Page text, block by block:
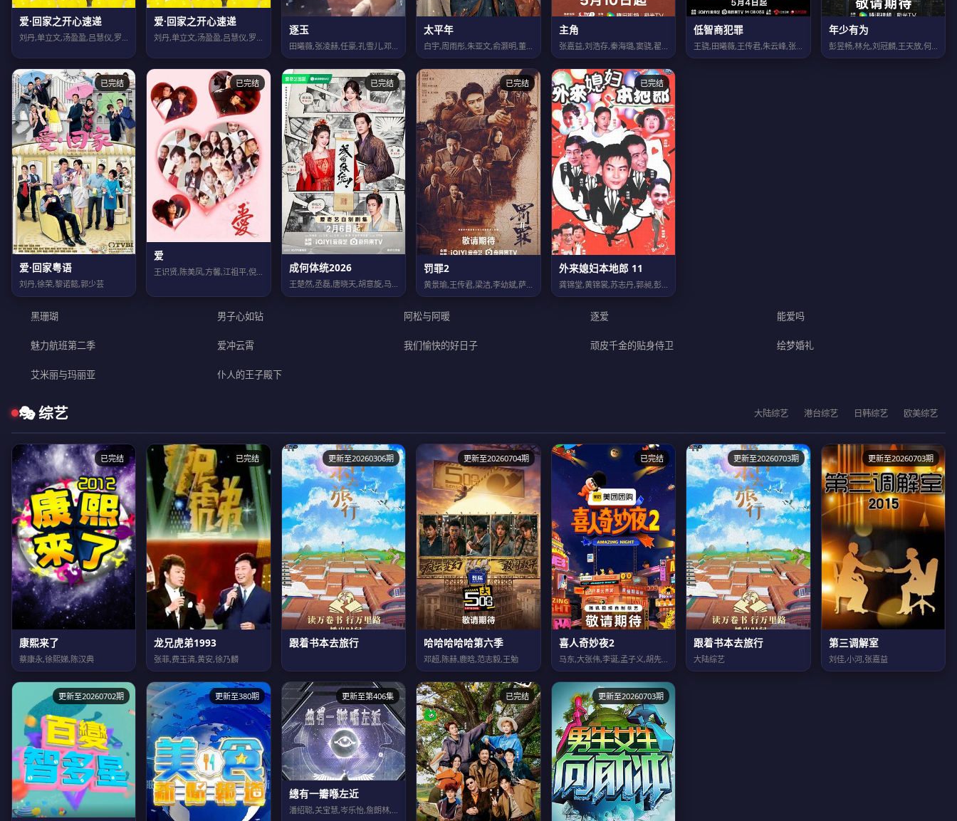
爱·回家之开心速递 爱·回家之开心速递
逐玉
田曦薇,张凌赫,任豪,孔雪儿,邓凯,李卿,喻钟黎,刘琳,严屹宽,岳旸,杜淳,谭凯...
太平年
白宇,周雨彤,朱亚文,俞灏明,董勇,倪大红,保剑锋,郝平,蒋恺,尤勇智,张晓晨,...
主角
张嘉益,刘浩存,秦海璐,窦骁,翟子路,王晓晨,扈耀之,王海燕,李泽锋,孙浩,姬他...
低智商犯罪
王骁,田曦薇,王传君,朱云峰,张瑞涵,姜冠南,马旭东,宋郁河,董宝石,雷佳音,扈...
年少有为
彭昱畅,林允,刘冠麟,王天放,何瑞贤,吴俊霆,姚一奇,昌隆,叶祖新,杨新鸣,岳旸...
已完结
爱·回家粤语
刘丹,徐荣,黎诺懿,郭少芸
已完结
爱
王识贤,陈美凤,方馨,江祖平,倪齐民,刘至翰,崔浩然
已完结
成何体统2026
已完结
罚罪2
已完结
外来媳妇本地郎 11
龚锦堂,黄锦裳,苏志丹,郭昶,彭新智,徐若琪,丁玲,虎艳芬,钱一莹,郝莲露,李俊...
黑珊瑚 男子心如钻 阿松与阿暖 逐爱 能爱吗
魅力航班第二季 爱冲云霄 我们愉快的好日子 顽皮千金的贴身侍卫 绘梦婚礼
艾米丽与玛丽亚 仆人的王子殿下
🎭 综艺 大陆综艺 港台综艺 日韩综艺 欧美综艺
已完结
康熙来了
蔡康永,徐熙娣,陈汉典
已完结
龙兄虎弟1993
张菲,费玉清,黄安,徐乃麟
更新至20260306期
跟着书本去旅行
更新至20260704期
哈哈哈哈哈第六季
邓超,陈赫,鹿晗,范志毅,王勉
已完结
喜人奇妙夜2
马东,大张伟,李诞,孟子义,胡先煦,张若昀,刘旸,吕严,土豆,王天放,滕哲,蒋龙...
更新至20260703期
跟着书本去旅行
大陆综艺
更新至20260703期
第三调解室
刘佳,小河,张嘉益
更新至20260702期 更新至380期 更新至第406集
總有一瓣喺左近
潘绍聪,关宝慧,岑乐怡,詹朗林,王颂茵,符致逸
已完结 更新至20260703期